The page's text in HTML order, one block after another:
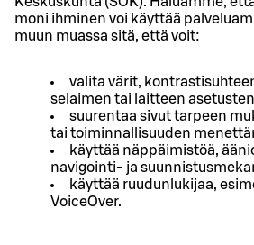
moni ihminen voi käyttää
muun muassa sitä, että voit:
valita värit,
selaimen tai laitteen
suurentaa sivut tarpeen
tai toiminnallisuuden
käyttää näppäimistöä,
navigointi- ja
käyttää ruudunlukijaa,
VoiceOver.